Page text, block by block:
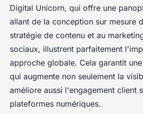
Digital Unicorn, qui offre une
allant de la conception sur mesure
stratégie de contenu et au
sociaux, illustrent parfaitement
approche globale. Cela garantit
qui augmente non seulement la
améliore aussi l'engagement client
plateformes numériques.